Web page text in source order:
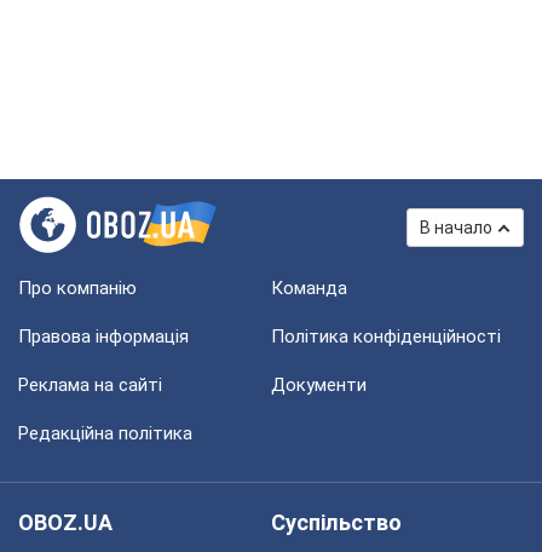
В начало
Про компанію Команда
Правова інформація Політика конфіденційності
Реклама на сайті Документи
Редакційна політика
OBOZ.UA
Суспільство